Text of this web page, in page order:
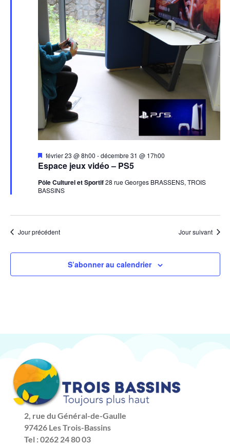
Espace jeux vidéo – PS5
Mis
en
avant
février 23 @ 8h00 -décembre 31 @ 17h00
Pôle Culturel et Sportif28 rue Georges BRASSENS, TROIS
BASSINS
Jour précédent Jour suivant
S’abonner au calendrier
2, rue du Général-de-Gaulle
97426 Les Trois-Bassins
Tel : 0262 24 80 03